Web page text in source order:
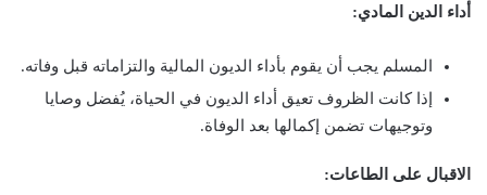
أداء الدين المادي:
المسلم يجب أن يقوم بأداء الديون المالية والتزاماته قبل وفاته.
إذا كانت الظروف تعيق أداء الديون في الحياة، يُفضل وصايا
وتوجيهات تضمن إكمالها بعد الوفاة.
الاقبال على الطاعات: